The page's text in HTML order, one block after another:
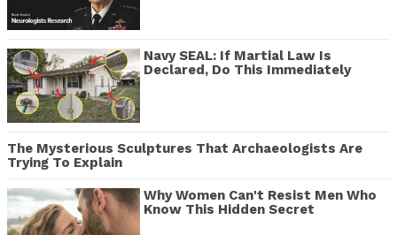
Navy SEAL: If Martial Law Is
Declared, Do This Immediately
The Mysterious Sculptures That Archaeologists Are
Trying To Explain
Why Women Can't Resist Men Who
Know This Hidden Secret